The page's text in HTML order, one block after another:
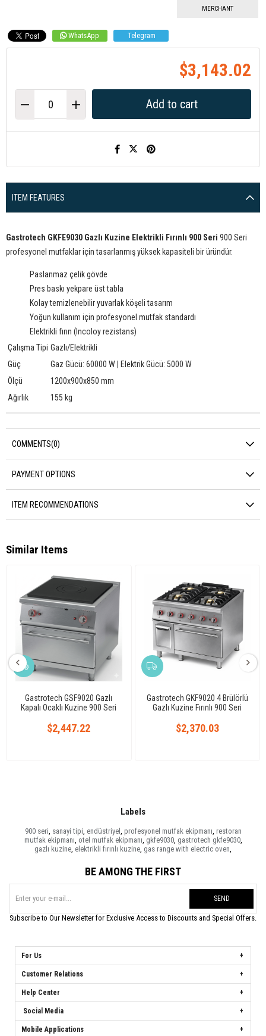
MERCHANT
WhatsApp Telegram
$3,143.02
ITEM FEATURES
Gastrotech GKFE9030 Gazlı Kuzine Elektrikli Fırınlı 900 Seri 900 Seri
profesyonel mutfaklar için tasarlanmış yüksek kapasiteli bir üründür.
Paslanmaz çelik gövde
Pres baskı yekpare üst tabla
Kolay temizlenebilir yuvarlak köşeli tasarım
Yoğun kullanım için profesyonel mutfak standardı
Elektrikli fırın (Incoloy rezistans)
Çalışma Tipi Gazlı/Elektrikli
Güç
Gaz Gücü: 60000 W | Elektrik Gücü: 5000 W
Ölçü
1200x900x850 mm
Ağırlık
155 kg
COMMENTS(0)
PAYMENT OPTIONS
ITEM RECOMMENDATIONS
Similar Items
Gastrotech GSF9020 Gazlı
Kapalı Ocaklı Kuzine 900 Seri
$2,447.22
Gastrotech GKF9020 4 Brülörlü
Gazlı Kuzine Fırınlı 900 Seri
$2,370.03
Labels
900 seri sanayi tipi endüstriyel profesyonel mutfak ekipmanı restoran
mutfak ekipmanı otel mutfak ekipmanı gkfe9030, gastrotech gkfe9030,
gazlı kuzine elektrikli fırınlı kuzine gas range with electric oven
BE AMONG THE FIRST
SEND
Subscribe to Our Newsletter for Exclusive Access to Discounts and Special Offers.
For Us
Customer Relations
Help Center
Social Media
Mobile Applications